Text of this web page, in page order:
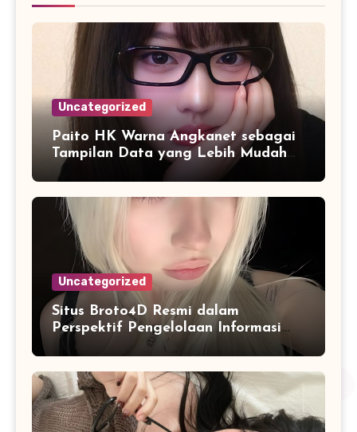
Uncategorized
Paito HK Warna Angkanet sebagai
Tampilan Data yang Lebih Mudah
Dipahami dan Dianalisis
Uncategorized
Situs Broto4D Resmi dalam
Perspektif Pengelolaan Informasi
dan Penyajian Data Harian